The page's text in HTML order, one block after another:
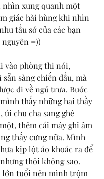
nhìn xung quanh một
giác hãi hùng khi nhìn
tấu sớ của các bạn
=))
vào phòng thi nói,
sàng chiến đấu, mà
đi về ngủ trưa. Bước
thấy những hai thầy
úi chu cha sang ghê
thêm cái máy ghi âm
thấy cưng nữa. Mình
kịp lột áo khoác ra để
thôi không sao.
lớn tuổi nên mình trộm